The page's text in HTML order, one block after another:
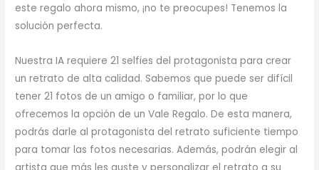
este regalo ahora mismo, ¡no te preocupes! Tenemos la
solución perfecta.
Nuestra IA requiere 21 selfies del protagonista para crear
un retrato de alta calidad. Sabemos que puede ser difícil
tener 21 fotos de un amigo o familiar, por lo que
ofrecemos la opción de un Vale Regalo. De esta manera,
podrás darle al protagonista del retrato suficiente tiempo
para tomar las fotos necesarias. Además, podrán elegir al
artista que más les guste y personalizar el retrato a su